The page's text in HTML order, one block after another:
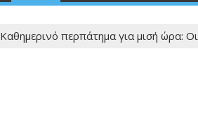
Καθημερινό περπάτημα για μισή ώρα: